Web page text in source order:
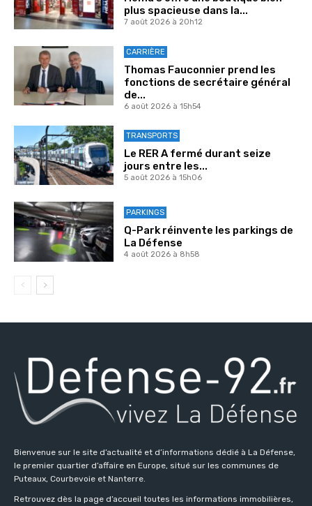
plus spacieuse dans la...
7 août 2026 à 20h12
CARRIÈRE
Thomas Fauconnier prend les
fonctions de secrétaire général
de...
6 août 2026 à 15h54
TRANSPORTS
Le RER A fermé durant seize
jours entre les...
5 août 2026 à 15h06
PARKINGS
Q-Park réinvente les parkings de
La Défense
4 août 2026 à 8h58
Bienvenue sur le site d’actualité et d’informations dédié à La Défense,
le premier quartier d’affaire en Europe, situé sur les communes de
Puteaux, Courbevoie et Nanterre.
Retrouvez dès la page d’accueil toutes les informations immobilières,